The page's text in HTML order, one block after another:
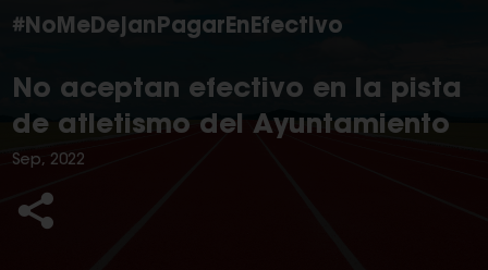
#NoMeDejanPagarEnEfectivo
No aceptan efectivo en la pista
de atletismo del Ayuntamiento
Sep, 2022